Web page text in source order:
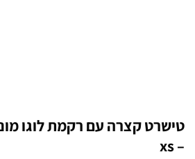
טישרט קצרה עם רקמת לוגו
– xs